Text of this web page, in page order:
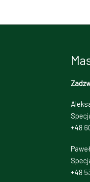
+48
+48